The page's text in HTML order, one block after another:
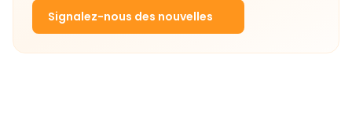
Signalez-nous des nouvelles